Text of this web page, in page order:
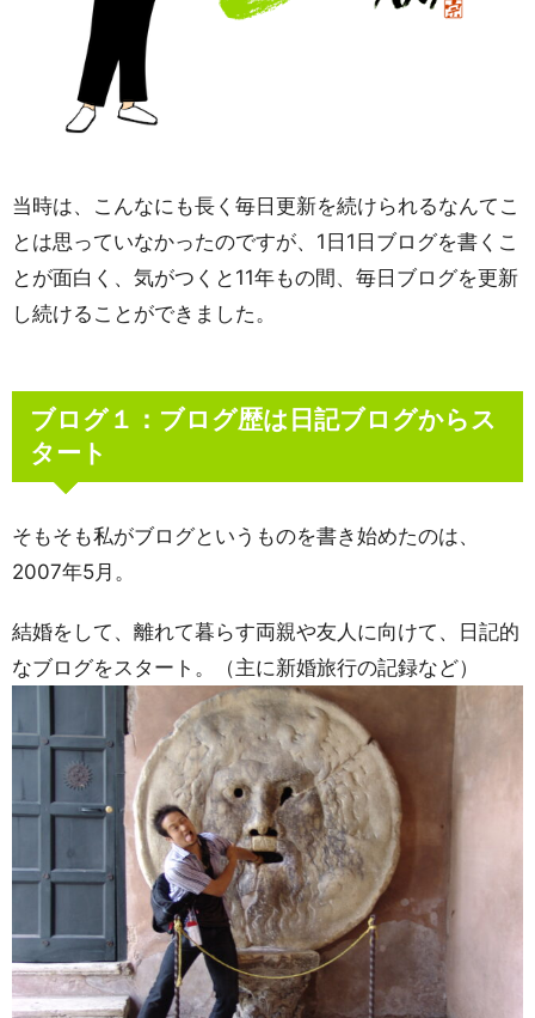
当時は、こんなにも長く毎日更新を続けられるなんてこ
とは思っていなかったのですが、1日1日ブログを書くこ
とが面白く、気がつくと11年もの間、毎日ブログを更新
し続けることができました。
ブログ１：ブログ歴は日記ブログからス
タート
そもそも私がブログというものを書き始めたのは、
2007年5月。
結婚をして、離れて暮らす両親や友人に向けて、日記的
なブログをスタート。（主に新婚旅行の記録など）